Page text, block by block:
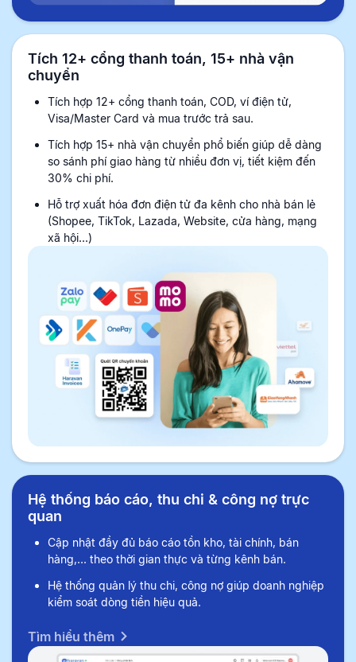
Tích 12+ cổng thanh toán, 15+ nhà vận
chuyển
Tích hợp 12+ cổng thanh toán, COD, ví điện tử,
Visa/Master Card và mua trước trả sau.
Tích hợp 15+ nhà vận chuyển phổ biến giúp dễ dàng
so sánh phí giao hàng từ nhiều đơn vị, tiết kiệm đến
30% chi phí.
Hỗ trợ xuất hóa đơn điện tử đa kênh cho nhà bán lẻ
(Shopee, TikTok, Lazada, Website, cửa hàng, mạng
xã hội...)
Hệ thống báo cáo, thu chi & công nợ trực
quan
Cập nhật đầy đủ báo cáo tồn kho, tài chính, bán
hàng,... theo thời gian thực và từng kênh bán.
Hệ thống quản lý thu chi, công nợ giúp doanh nghiệp
kiểm soát dòng tiền hiệu quả.
Tìm hiểu thêm